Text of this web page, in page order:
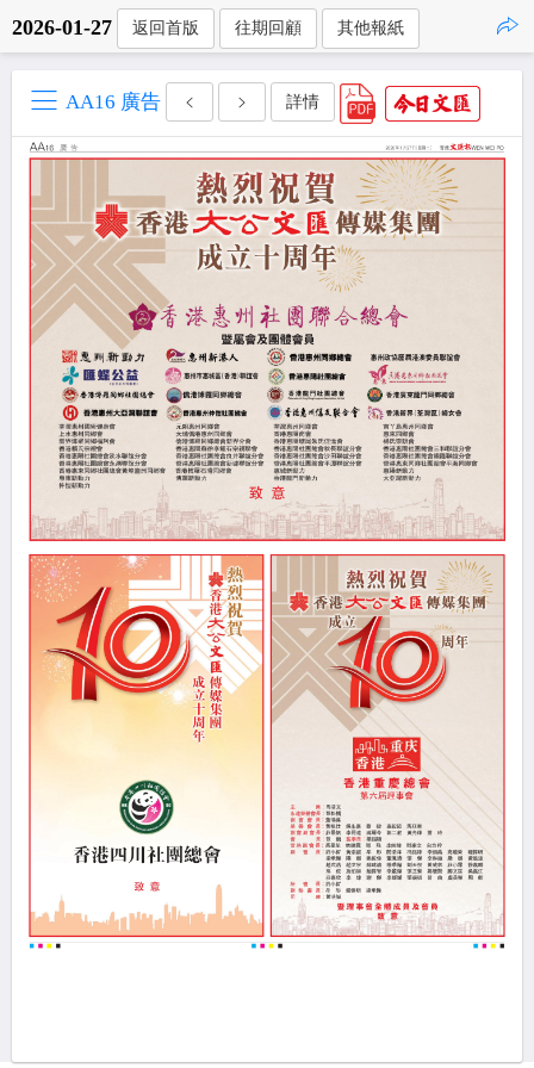
2026-01-27 返回首版 往期回顧 其他報紙
AA16 廣告 詳情